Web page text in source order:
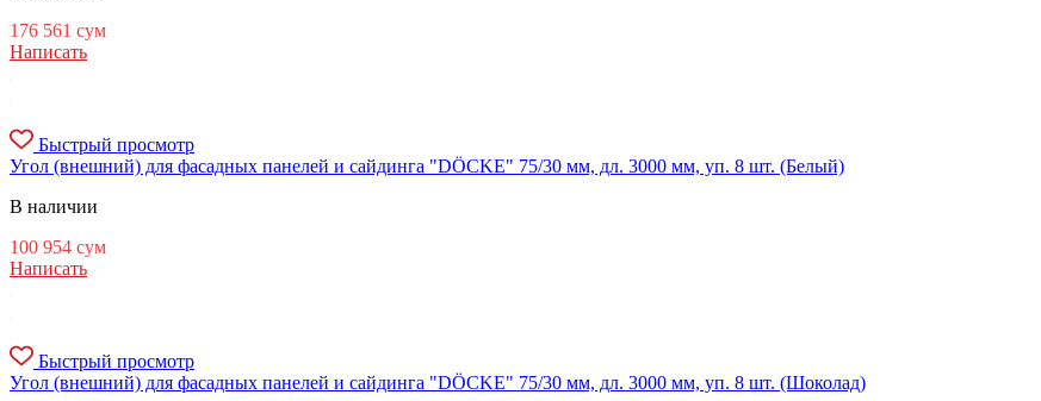
176 561 сум
Написать
Быстрый просмотр
Угол (внешний) для фасадных панелей и сайдинга "DÖCKE" 75/30 мм, дл. 3000 мм, уп. 8 шт. (Белый)
В наличии
100 954 сум
Написать
Быстрый просмотр
Угол (внешний) для фасадных панелей и сайдинга "DÖCKE" 75/30 мм, дл. 3000 мм, уп. 8 шт. (Шоколад)